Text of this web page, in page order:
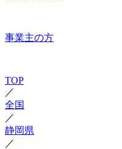
事業主の方
TOP
／
全国
／
静岡県
／